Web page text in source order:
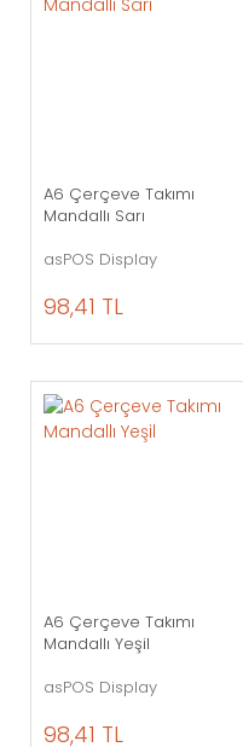
A6 Çerçeve Takımı
Mandallı Sarı
asPOS Display
98,41 TL
A6 Çerçeve Takımı
Mandallı Yeşil
asPOS Display
98,41 TL